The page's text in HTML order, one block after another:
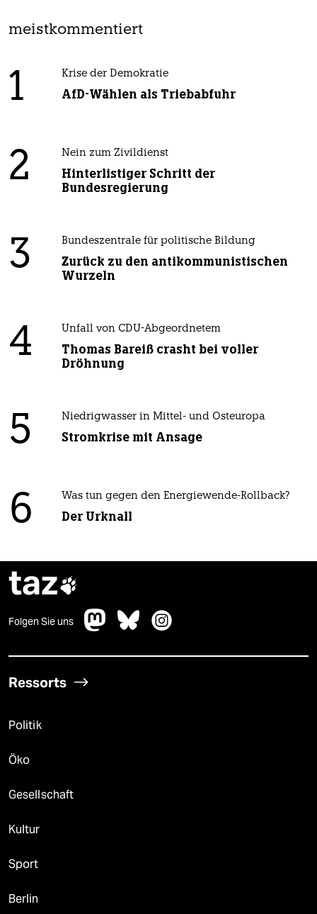
meistkommentiert
1 Krise der Demokratie
AfD-Wählen als Triebabfuhr
2 Nein zum Zivildienst
Hinterlistiger Schritt der
Bundesregierung
3 Bundeszentrale für politische Bildung
Zurück zu den antikommunistischen
Wurzeln
4 Unfall von CDU-Abgeordnetem
Thomas Bareiß crasht bei voller
Dröhnung
5 Niedrigwasser in Mittel- und Osteuropa
Stromkrise mit Ansage
6 Was tun gegen den Energiewende-Rollback?
Der Urknall
taz
Folgen Sie uns
Ressorts
Politik
Öko
Gesellschaft
Kultur
Sport
Berlin